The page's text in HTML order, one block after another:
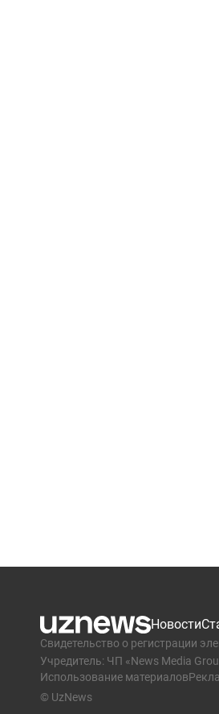
Новости
Свидетельство о регистрации
Учредитель: ЧП «News Media
Использование материалов
© UzNews